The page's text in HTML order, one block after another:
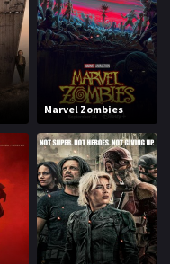
Marvel Zombies